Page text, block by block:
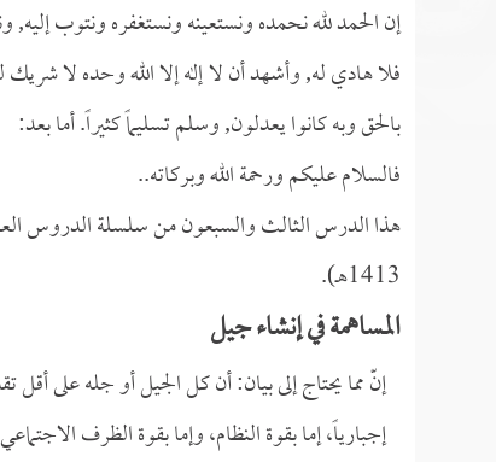
إن الحمد لله نحمده ونستعينه ونستغفره ونتوب
فلا هادي له, وأشهد أن لا إله إلا الله وحده لا
بالحق وبه كانوا يعدلون, وسلم تسليماً كثيراً. أما بعد:
فالسلام عليكم ورحمة الله وبركاته..
1413هـ).
المساهمة في إنشاء جيل
إنّ مما يحتاج إلى بيان: أن كل الجيل أو جله على أقل
إجبارياً، إما بقوة النظام، وإما بقوة الظرف